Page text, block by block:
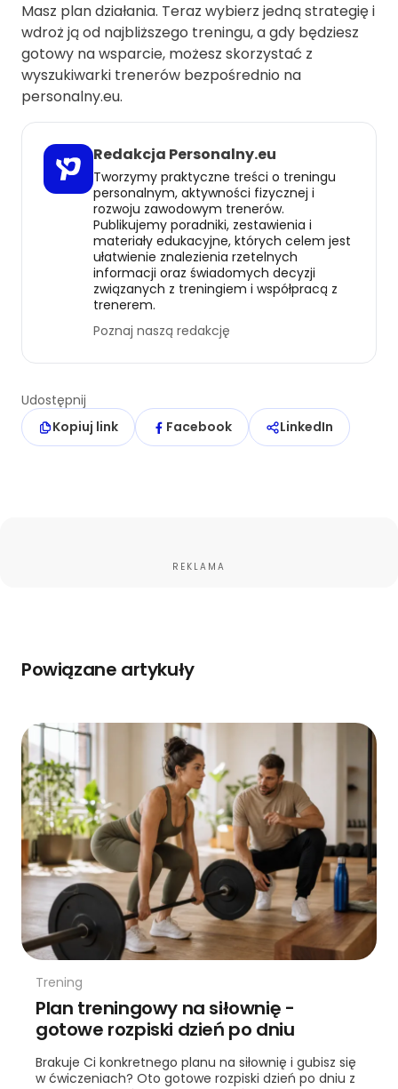
Masz plan działania. Teraz wybierz jedną strategię i
wdroż ją od najbliższego treningu, a gdy będziesz
gotowy na wsparcie, możesz skorzystać z
wyszukiwarki trenerów bezpośrednio na
personalny.eu.
Redakcja Personalny.eu
Tworzymy praktyczne treści o treningu
personalnym, aktywności fizycznej i
rozwoju zawodowym trenerów.
Publikujemy poradniki, zestawienia i
materiały edukacyjne, których celem jest
ułatwienie znalezienia rzetelnych
informacji oraz świadomych decyzji
związanych z treningiem i współpracą z
trenerem.
Poznaj naszą redakcję
Udostępnij
Kopiuj link
Facebook LinkedIn
REKLAMA
Powiązane artykuły
Trening
Plan treningowy na siłownię -
gotowe rozpiski dzień po dniu
Brakuje Ci konkretnego planu na siłownię i gubisz się
w ćwiczeniach? Oto gotowe rozpiski dzień po dniu z